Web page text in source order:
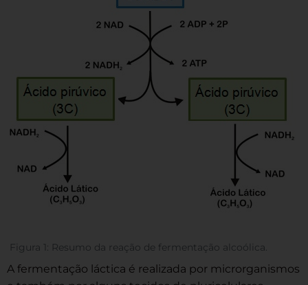
Figura 1: Resumo da reação de fermentação alcoólica.
A fermentação láctica é realizada por microrganismos